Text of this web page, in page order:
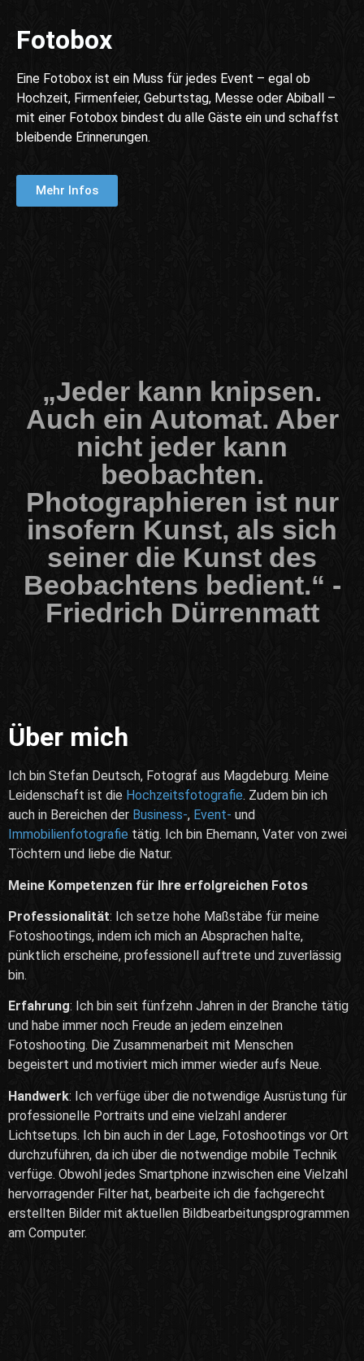
Fotobox
Eine Fotobox ist ein Muss für jedes Event – egal ob
Hochzeit, Firmenfeier, Geburtstag, Messe oder Abiball –
mit einer Fotobox bindest du alle Gäste ein und schaffst
bleibende Erinnerungen.
Mehr Infos
„Jeder kann knipsen.
Auch ein Automat. Aber
nicht jeder kann
beobachten.
Photographieren ist nur
insofern Kunst, als sich
seiner die Kunst des
Beobachtens bedient.“ -
Friedrich Dürrenmatt
Über mich
Ich bin Stefan Deutsch, Fotograf aus Magdeburg. Meine
Leidenschaft ist die Hochzeitsfotografie. Zudem bin ich
auch in Bereichen der Business-, Event- und
Immobilienfotografie tätig. Ich bin Ehemann, Vater von zwei
Töchtern und liebe die Natur.
Meine Kompetenzen für Ihre erfolgreichen Fotos
Professionalität: Ich setze hohe Maßstäbe für meine
Fotoshootings, indem ich mich an Absprachen halte,
pünktlich erscheine, professionell auftrete und zuverlässig
bin.
Erfahrung: Ich bin seit fünfzehn Jahren in der Branche tätig
und habe immer noch Freude an jedem einzelnen
Fotoshooting. Die Zusammenarbeit mit Menschen
begeistert und motiviert mich immer wieder aufs Neue.
Handwerk: Ich verfüge über die notwendige Ausrüstung für
professionelle Portraits und eine vielzahl anderer
Lichtsetups. Ich bin auch in der Lage, Fotoshootings vor Ort
durchzuführen, da ich über die notwendige mobile Technik
verfüge. Obwohl jedes Smartphone inzwischen eine Vielzahl
hervorragender Filter hat, bearbeite ich die fachgerecht
erstellten Bilder mit aktuellen Bildbearbeitungsprogrammen
am Computer.